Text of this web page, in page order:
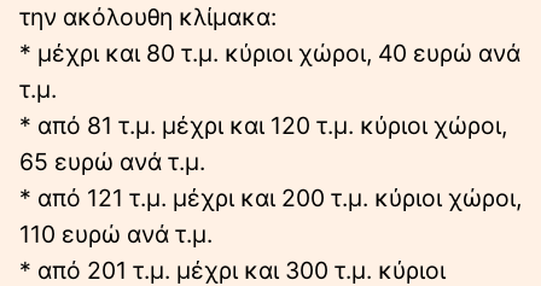
την ακόλουθη κλίμακα:
* μέχρι και 80 τ.μ. κύριοι χώροι, 40 ευρώ ανά
τ.μ.
* από 81 τ.μ. μέχρι και 120 τ.μ. κύριοι χώροι,
65 ευρώ ανά τ.μ.
* από 121 τ.μ. μέχρι και 200 τ.μ. κύριοι χώροι,
110 ευρώ ανά τ.μ.
* από 201 τ.μ. μέχρι και 300 τ.μ. κύριοι